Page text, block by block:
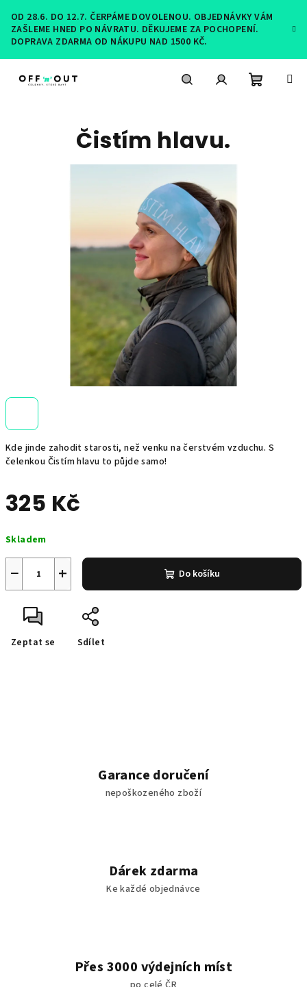
obsah
OD 28.6. DO 12.7. ČERPÁME DOVOLENOU. OBJEDNÁVKY VÁM
ZAŠLEME HNED PO NÁVRATU. DĚKUJEME ZA POCHOPENÍ.
DOPRAVA ZDARMA OD NÁKUPU NAD 1500 KČ.
Kde jinde zahodit starosti, než venku na čerstvém vzduchu. S
čelenkou Čistím hlavu to půjde samo!
325 Kč
cena:
Skladem
+
− Do košíku
Zeptat se Sdílet
Čistím hlavu.
Garance doručení
nepoškozeného zboží
Dárek zdarma
Ke každé objednávce
Přes 3000 výdejních míst